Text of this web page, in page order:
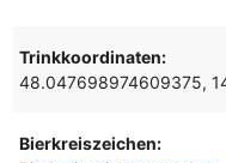
Trinkkoordinaten:
48.047698974609375,
Bierkreiszeichen: